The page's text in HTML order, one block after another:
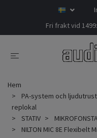
Fri frakt vid
Hem
PA-system och
replokal
STATIV
NILTON MIC 8E